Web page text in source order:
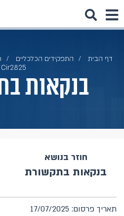
דף הבית התפקידים הכלכליים
Cir2825
בנקאות
חוזר בנושא
בנקאות בתקשורת
תאריך פרסום: 17/07/2025